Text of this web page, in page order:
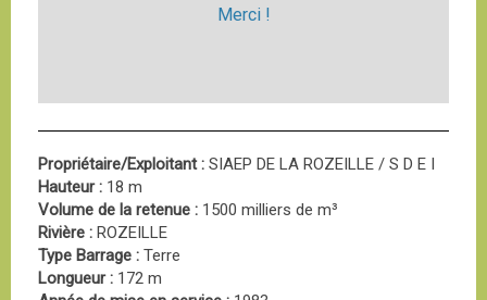
Merci !
Propriétaire/Exploitant : SIAEP DE LA ROZEILLE / S D E I
Hauteur : 18 m
Volume de la retenue : 1500 milliers de m³
Rivière : ROZEILLE
Type Barrage : Terre
Longueur : 172 m